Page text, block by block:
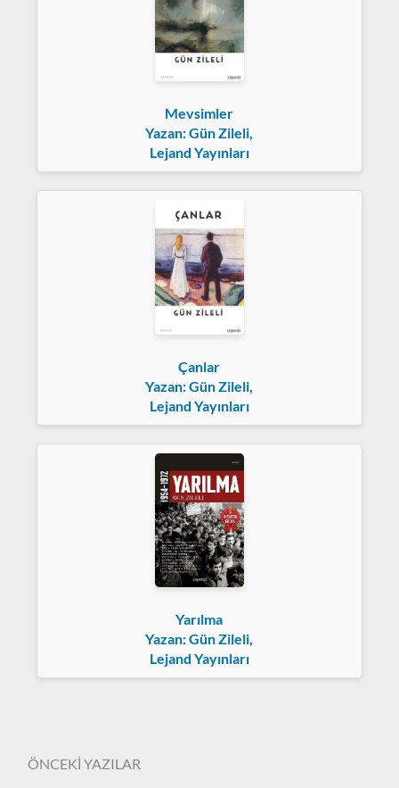
Mevsimler
Yazan: Gün Zileli,
Lejand Yayınları
Çanlar
Yazan: Gün Zileli,
Lejand Yayınları
Yarılma
Yazan: Gün Zileli,
Lejand Yayınları
ÖNCEKİ YAZILAR